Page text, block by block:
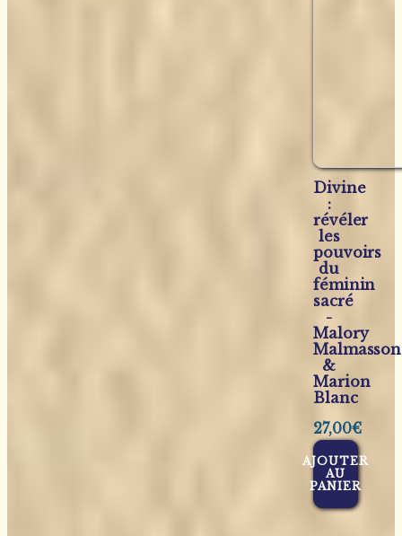
Divine
:
révéler
les
pouvoirs
du
féminin
sacré
-
Malory
Malmasson
&
Marion
Blanc
27,00€
AJOUTER
AU
PANIER